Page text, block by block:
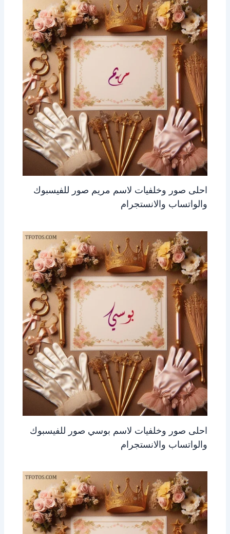
احلى صور وخلفيات لاسم مريم صور للفيسبوك
والواتساب والانستجرام
احلى صور وخلفيات لاسم بوسي صور للفيسبوك
والواتساب والانستجرام